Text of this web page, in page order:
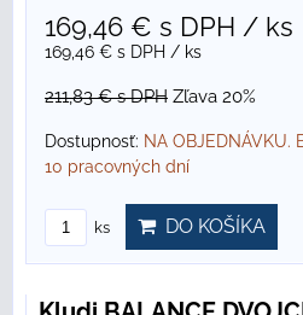
169,46 € s DPH / ks
169,46 € s DPH / ks
211,83 €s DPH Zľava 20%
Dostupnosť: NA
10 pracovných dní
ks DO KOŠÍKA